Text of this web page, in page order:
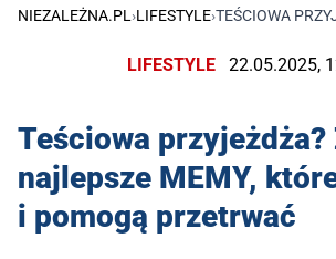
NIEZALEŻNA.PL ›LIFESTYLE›TEŚCIOWA
LIFESTYLE 22.05.2025,
Teściowa przyjeżdża?
najlepsze MEMY,
i pomogą przetrwać